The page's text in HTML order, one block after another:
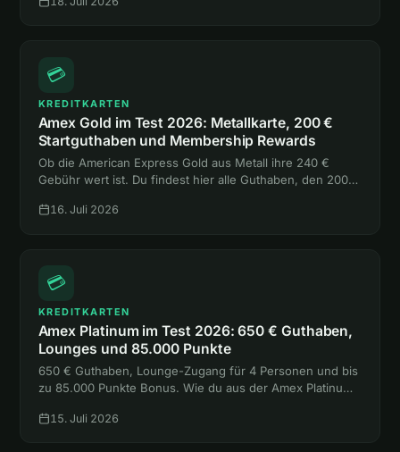
eine einzige Hotelnacht.
💳
KREDITKARTEN
Amex Gold im Test 2026: Metallkarte, 200 €
Startguthaben und Membership Rewards
Ob die American Express Gold aus Metall ihre 240 €
Gebühr wert ist. Du findest hier alle Guthaben, den 200-
Platinum und Payback Amex.
16. Juli 2026
💳
KREDITKARTEN
Amex Platinum im Test 2026: 650 € Guthaben,
Lounges und 85.000 Punkte
650 € Guthaben, Lounge-Zugang für 4 Personen und bis
zu 85.000 Punkte Bonus. Wie du aus der Amex Platinum
15. Juli 2026